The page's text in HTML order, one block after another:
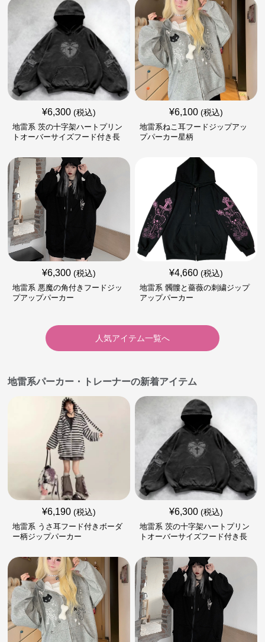
¥6,300 (税込)
地雷系 茨の十字架ハートプリン
トオーバーサイズフード付き長
¥6,100 (税込)
地雷系ねこ耳フードジップアッ
プパーカー星柄
¥6,300 (税込)
地雷系 悪魔の角付きフードジッ
プアップパーカー
¥4,660 (税込)
地雷系 髑髏と薔薇の刺繍ジップ
アップパーカー
人気アイテム一覧へ
地雷系パーカー・トレーナーの新着アイテム
¥6,190 (税込)
地雷系 うさ耳フード付きボーダ
ー柄ジップパーカー
¥6,300 (税込)
地雷系 茨の十字架ハートプリン
トオーバーサイズフード付き長